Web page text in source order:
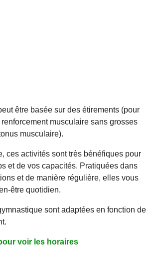
être basée sur des étirements (pour
musculaire sans grosses
musculaire).
ces activités sont très bénéfiques pour
et de vos capacités. Pratiquées dans
et de manière régulière, elles vous
être quotidien.
sont adaptées en fonction de
voir les horaires